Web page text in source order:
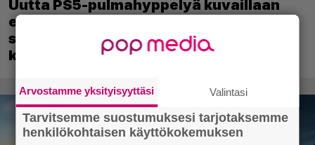
Uutta PS5-pulmahyppelyä kuvaillaan
ensimmäiseksi peliksi, joka on
suunniteltu täysin DualSense-ohjaimen
kosketuslevyn ympärille
Arvostamme yksityisyyttäsi Valintasi
Tarvitsemme suostumuksesi tarjotaksemme
henkilökohtaisen käyttökokemuksen